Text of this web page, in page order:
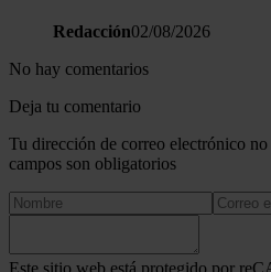
Redacción02/08/2026
No hay comentarios
Deja tu comentario
Tu dirección de correo electrónico
campos son obligatorios
Este sitio web está protegido por